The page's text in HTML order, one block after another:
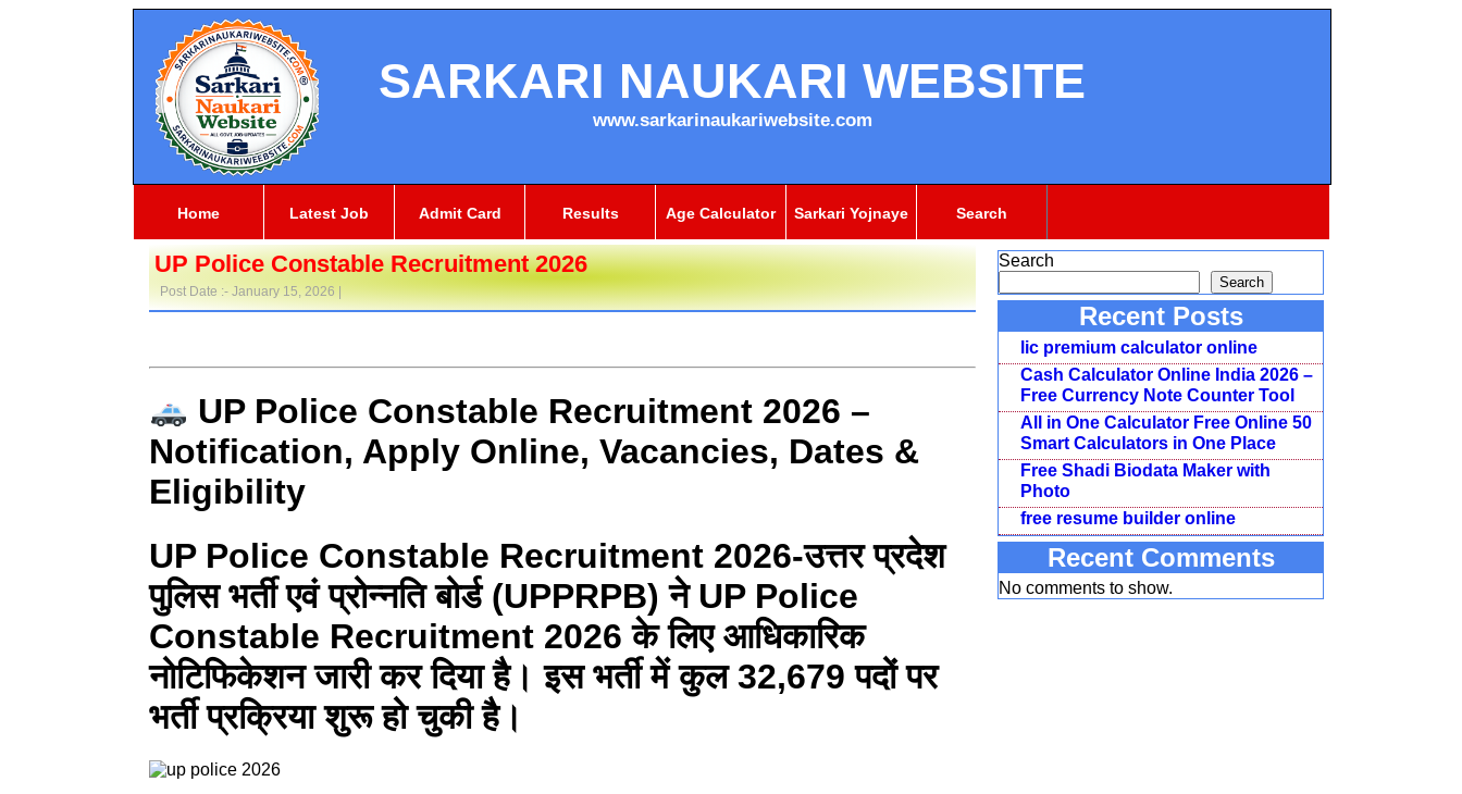
SARKARI NAUKARI WEBSITE
www.sarkarinaukariwebsite.com
Home Latest Job Admit Card Results Age Calculator Sarkari Yojnaye Search
UP Police Constable Recruitment 2026
Post Date :- January 15, 2026 |
UP Police Constable Recruitment 2026 –
Notification, Apply Online, Vacancies, Dates &
Eligibility
UP Police Constable Recruitment 2026-उत्तर प्रदेश
पुलिस भर्ती एवं प्रोन्नति बोर्ड (UPPRPB) ने UP Police
Constable Recruitment 2026 के लिएआधिकारिक
नोटिफिकेशन जारीकर दिया है। इस भर्ती में कुल32,679 पदोंपर
भर्ती प्रक्रिया शुरू हो चुकी है।
Search
Search
Recent Posts
lic premium calculator online
Cash Calculator Online India 2026 –
Free Currency Note Counter Tool
All in One Calculator Free Online 50
Smart Calculators in One Place
Free Shadi Biodata Maker with
Photo
free resume builder online
Recent Comments
No comments to show.